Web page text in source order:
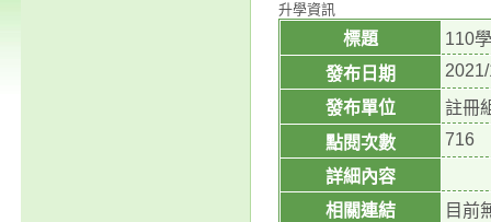
升學資訊
標題
110
發布日期
發布單位
註冊
點閱次數
716
詳細內容
相關連結
目前